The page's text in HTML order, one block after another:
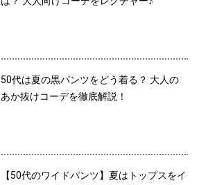
50代は夏の黒パンツをどう着る？ 大人の
あか抜けコーデを徹底解説！
【50代のワイドパンツ】夏はトップスをイ